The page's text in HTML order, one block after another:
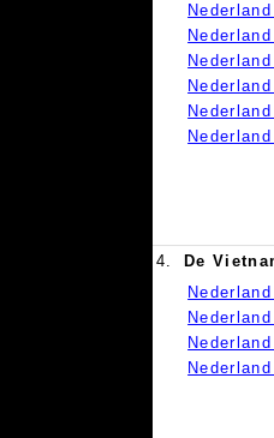
4.
De